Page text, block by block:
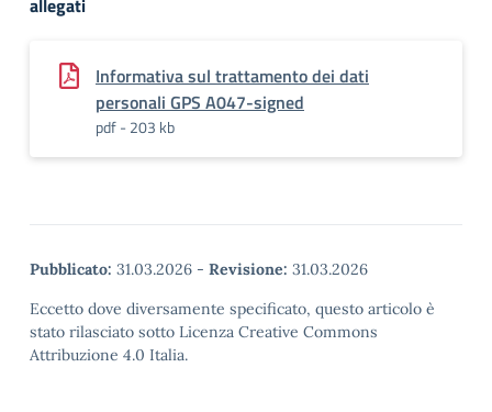
allegati
Informativa sul trattamento dei dati
personali GPS A047-signed
pdf - 203 kb
Pubblicato: 31.03.2026 - Revisione: 31.03.2026
Eccetto dove diversamente specificato, questo articolo è
stato rilasciato sotto Licenza Creative Commons
Attribuzione 4.0 Italia.